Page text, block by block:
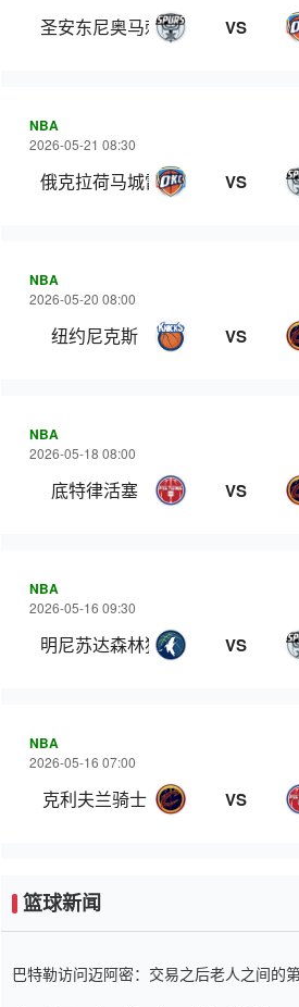
圣安东尼奥马刺 VS
NBA
2026-05-21 08:30
俄克拉荷马城雷霆 VS
NBA
2026-05-20 08:00
纽约尼克斯 VS
NBA
2026-05-18 08:00
底特律活塞 VS
NBA
2026-05-16 09:30
明尼苏达森林狼 VS
NBA
2026-05-16 07:00
克利夫兰骑士 VS
篮球新闻
巴特勒访问迈阿密：交易之后老人之间的